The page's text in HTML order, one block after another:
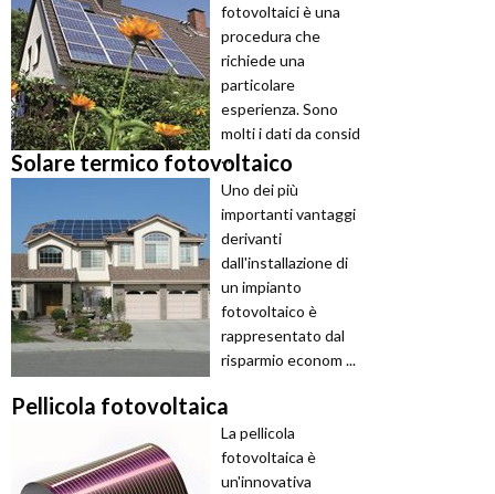
fotovoltaici è una
procedura che
richiede una
particolare
esperienza. Sono
molti i dati da consid
...
Solare termico fotovoltaico
Uno dei più
importanti vantaggi
derivanti
dall'installazione di
un impianto
fotovoltaico è
rappresentato dal
risparmio econom ...
Pellicola fotovoltaica
La pellicola
fotovoltaica è
un'innovativa